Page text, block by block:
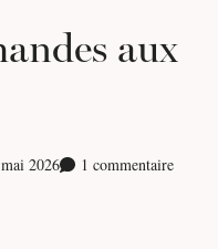
aux
2026 1 commentaire